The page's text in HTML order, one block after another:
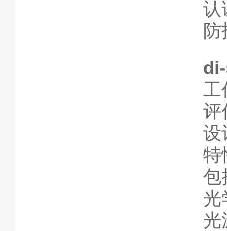
认
工
评
特
包
光